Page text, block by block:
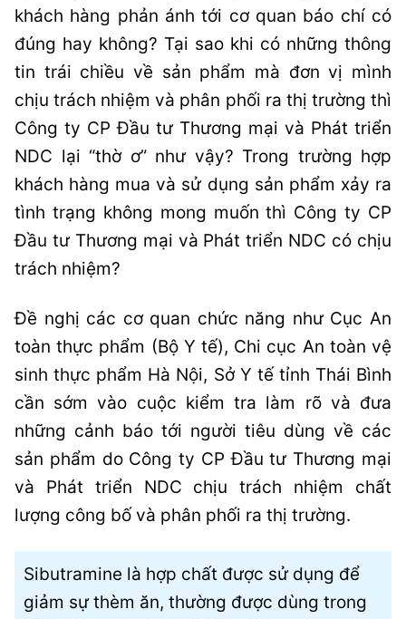
khách hàng phản ánh tới cơ quan báo chí có
đúng hay không? Tại sao khi có những thông
tin trái chiều về sản phẩm mà đơn vị mình
chịu trách nhiệm và phân phối ra thị trường thì
Công ty CP Đầu tư Thương mại và Phát triển
NDC lại “thờ ơ” như vậy? Trong trường hợp
khách hàng mua và sử dụng sản phẩm xảy ra
tình trạng không mong muốn thì Công ty CP
Đầu tư Thương mại và Phát triển NDC có chịu
trách nhiệm?
Đề nghị các cơ quan chức năng như Cục An
toàn thực phẩm (Bộ Y tế), Chi cục An toàn vệ
sinh thực phẩm Hà Nội, Sở Y tế tỉnh Thái Bình
cần sớm vào cuộc kiểm tra làm rõ và đưa
những cảnh báo tới người tiêu dùng về các
sản phẩm do Công ty CP Đầu tư Thương mại
và Phát triển NDC chịu trách nhiệm chất
lượng công bố và phân phối ra thị trường.
Sibutramine là hợp chất được sử dụng để
giảm sự thèm ăn, thường được dùng trong